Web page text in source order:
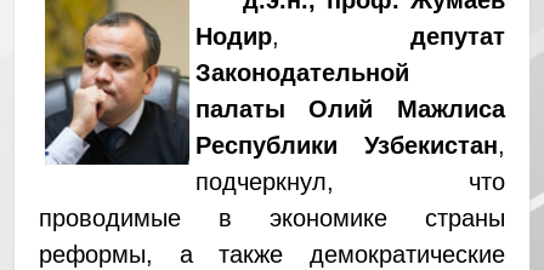
Нодир,депутат
Законодательной
палаты Олий Мажлиса
Республики Узбекистан,
подчеркнул, что
проводимые в экономике страны
реформы, а также демократические